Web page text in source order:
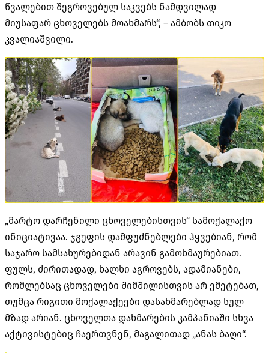
წვალებით შეგროვებულ საკვებს ნამდვილად
მიუსაფარ ცხოველებს მოახმარს“, – ამბობს თიკო
კვალიაშვილი.
„მარტო დარჩენილი ცხოველებისთვის“ სამოქალაქო
ინიციატივაა. ჯგუფის დამფუძნებლები ჰყვებიან, რომ
საჯარო სამსახურებიდან არავინ გამოხმაურებიათ.
ფულს, ძირითადად, ხალხი აგროვებს, ადამიანები,
რომლებსაც ცხოველები შიმშილისთვის არ ემეტებათ,
თუმცა რიგითი მოქალაქეები დასახმარებლად სულ
მზად არიან. ცხოველთა დახმარების კამპანიაში სხვა
აქტივისტებიც ჩაერთვნენ, მაგალითად „ანას ბაღი“.